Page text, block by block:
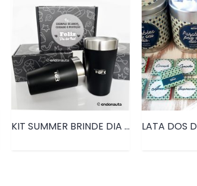
KIT SUMMER BRINDE DIA DOS PAIS | PRD174